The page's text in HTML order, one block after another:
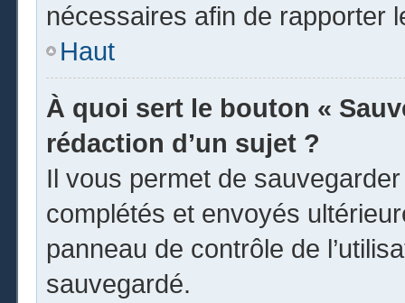
nécessaires afin de rapporter
Haut
À quoi sert le bouton «
rédaction d’un sujet ?
Il vous permet de
complétés et envoyés
panneau de contrôle de
sauvegardé.